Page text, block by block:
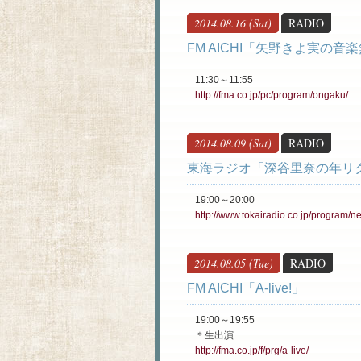
2014.08.16 (Sat) RADIO
FM AICHI「矢野きよ実の音楽
11:30～11:55
http://fma.co.jp/pc/program/ongaku/
2014.08.09 (Sat) RADIO
東海ラジオ「深谷里奈の年リ
19:00～20:00
http://www.tokairadio.co.jp/program/
2014.08.05 (Tue) RADIO
FM AICHI「A-live!」
19:00～19:55
＊生出演
http://fma.co.jp/f/prg/a-live/